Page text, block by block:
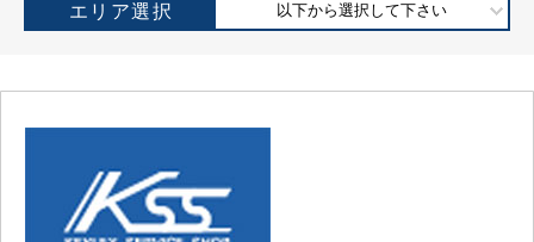
エリア選択 以下から選択して下さい